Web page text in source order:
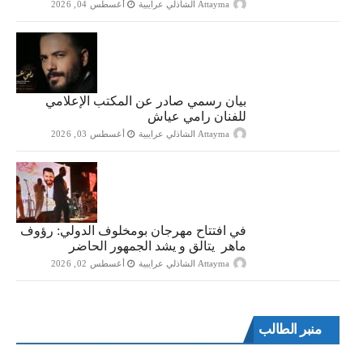
Attayma الشاذلي عرايبية أغسطس 04, 2026
بيان رسمي صادر عن المكتب الإعلامي
للفنان رامي عياش
Attayma الشاذلي عرايبية أغسطس 03, 2026
في افتتاح مهرجان بومخلوف الدولي: رؤوف
ماهر يتالق و يشد الجمهور الحاضر
Attayma الشاذلي عرايبية أغسطس 02, 2026
منبر الطالب